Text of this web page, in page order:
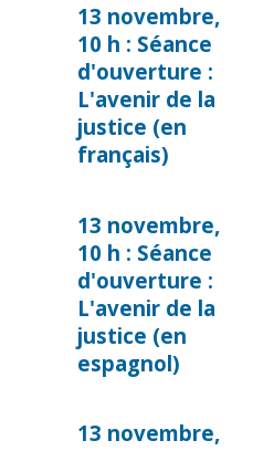
13 novembre,
10 h : Séance
d'ouverture :
L'avenir de la
justice (en
français)
13 novembre,
10 h : Séance
d'ouverture :
L'avenir de la
justice (en
espagnol)
13 novembre,